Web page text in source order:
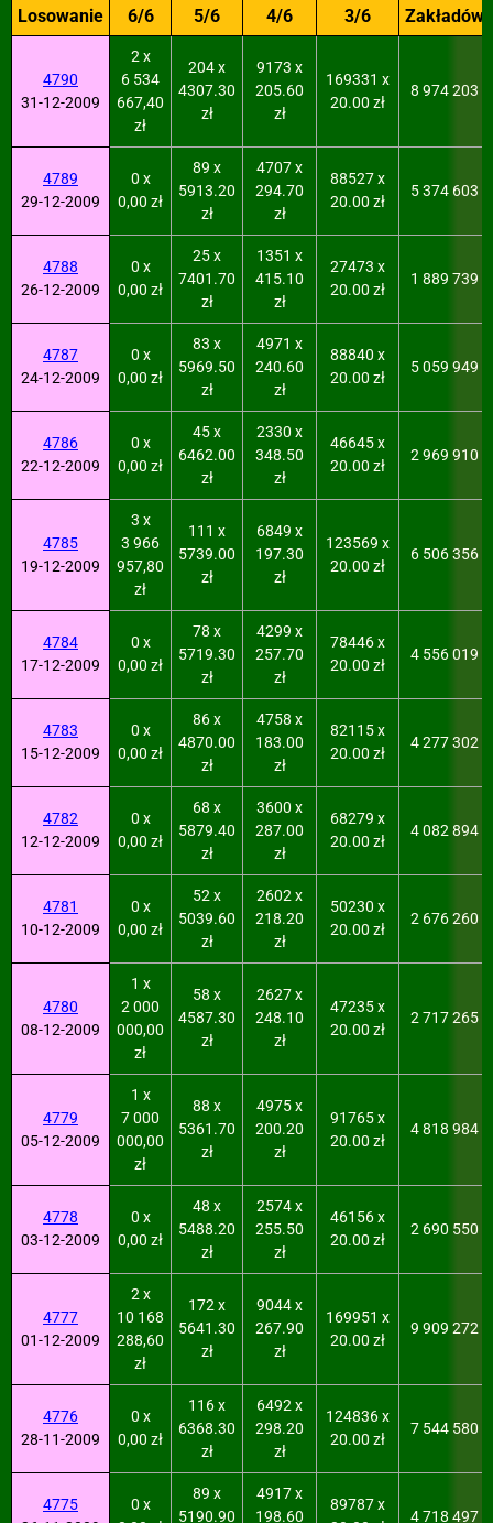
Losowanie 6/6 5/6 4/6 3/6 Zakładów
4790
31-12-2009
2 x
6 534
667,40
zł
204 x
4307.30
zł
9173 x
205.60
zł
169331 x
20.00 zł
8 974 203
4789
29-12-2009
0 x
0,00 zł
89 x
5913.20
zł
4707 x
294.70
zł
88527 x
20.00 zł
5 374 603
4788
26-12-2009
0 x
0,00 zł
25 x
7401.70
zł
1351 x
415.10
zł
27473 x
20.00 zł
1 889 739
4787
24-12-2009
0 x
0,00 zł
83 x
5969.50
zł
4971 x
240.60
zł
88840 x
20.00 zł
5 059 949
4786
22-12-2009
0 x
0,00 zł
45 x
6462.00
zł
2330 x
348.50
zł
46645 x
20.00 zł
2 969 910
4785
19-12-2009
3 x
3 966
957,80
zł
111 x
5739.00
zł
6849 x
197.30
zł
123569 x
20.00 zł
6 506 356
4784
17-12-2009
0 x
0,00 zł
78 x
5719.30
zł
4299 x
257.70
zł
78446 x
20.00 zł
4 556 019
4783
15-12-2009
0 x
0,00 zł
86 x
4870.00
zł
4758 x
183.00
zł
82115 x
20.00 zł
4 277 302
4782
12-12-2009
0 x
0,00 zł
68 x
5879.40
zł
3600 x
287.00
zł
68279 x
20.00 zł
4 082 894
4781
10-12-2009
0 x
0,00 zł
52 x
5039.60
zł
2602 x
218.20
zł
50230 x
20.00 zł
2 676 260
4780
08-12-2009
1 x
2 000
000,00
zł
58 x
4587.30
zł
2627 x
248.10
zł
47235 x
20.00 zł
2 717 265
4779
05-12-2009
1 x
7 000
000,00
zł
88 x
5361.70
zł
4975 x
200.20
zł
91765 x
20.00 zł
4 818 984
4778
03-12-2009
0 x
0,00 zł
48 x
5488.20
zł
2574 x
255.50
zł
46156 x
20.00 zł
2 690 550
4777
01-12-2009
2 x
10 168
288,60
zł
172 x
5641.30
zł
9044 x
267.90
zł
169951 x
20.00 zł
9 909 272
4776
28-11-2009
0 x
0,00 zł
116 x
6368.30
zł
6492 x
298.20
zł
124836 x
20.00 zł
7 544 580
4775
0 x
89 x
5190.90
4917 x
198.60
89787 x
4 718 497